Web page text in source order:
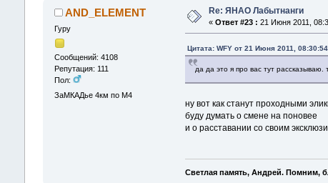
AND_ELEMENT
Гуру
Сообщений: 4108
Репутация: 111
Пол:
ЗаМКАДье 4км по М4
Re: ЯНАО Лабытнанги
« Ответ #23 : 21 Июня 2011,
Цитата: WFY от 21 Июня 2011, 08:30:54
да да это я про вас тут рассказываю.
ну вот как станут проходными
буду думать о смене на поновее
и о расставании со своим
Светлая память, Андрей. Помним,